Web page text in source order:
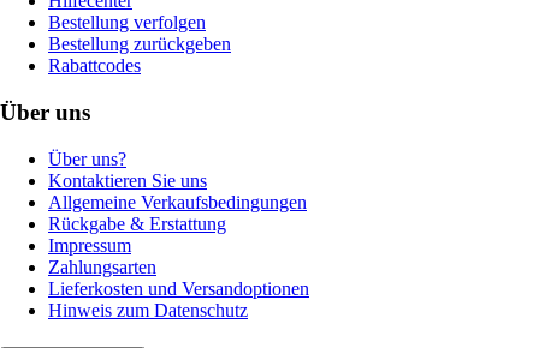
Bestellung verfolgen
Bestellung zurückgeben
Rabattcodes
Über uns
Über uns?
Kontaktieren Sie uns
Allgemeine Verkaufsbedingungen
Rückgabe & Erstattung
Impressum
Zahlungsarten
Lieferkosten und Versandoptionen
Hinweis zum Datenschutz